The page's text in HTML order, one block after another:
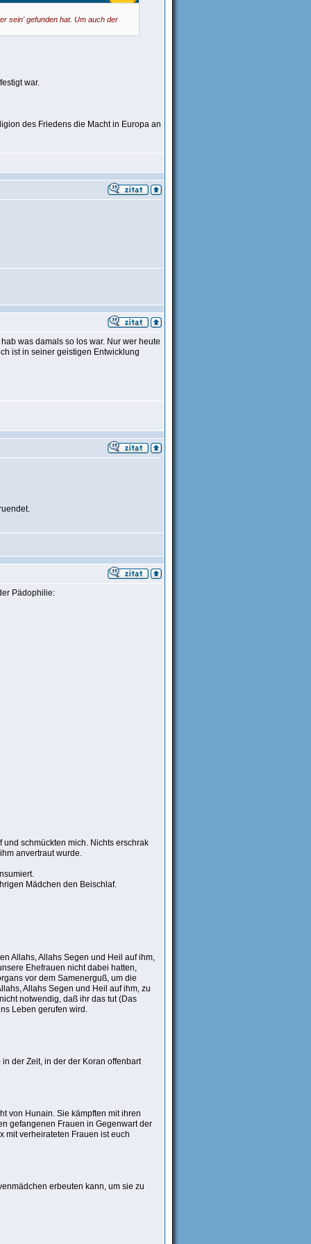
sein' gefunden hat. Um auch der
war.
des Friedens die Macht in Europa an
was damals so los war. Nur wer heute
ist in seiner geistigen Entwicklung
Pädophilie:
schmückten mich. Nichts erschrak
anvertraut wurde.
Mädchen den Beischlaf.
Allahs, Allahs Segen und Heil auf ihm,
Ehefrauen nicht dabei hatten,
vor dem Samenerguß, um die
Allahs Segen und Heil auf ihm, zu
notwendig, daß ihr das tut (Das
Leben gerufen wird.
der Zeit, in der der Koran offenbart
von Hunain. Sie kämpften mit ihren
gefangenen Frauen in Gegenwart der
mit verheirateten Frauen ist euch
erbeuten kann, um sie zu